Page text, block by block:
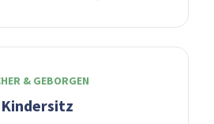
& GEBORGEN
Kindersitz